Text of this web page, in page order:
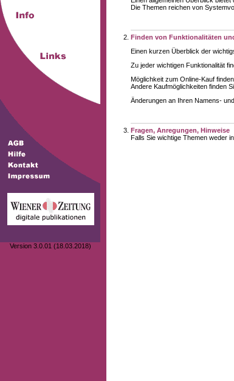
Version 3.0.01 (18.03.2018)
Die Themen reichen von
Finden von Funktionalitäten
Einen kurzen Überblick der
Zu jeder wichtigen Funktionalität
Möglichkeit zum Online-Kauf
Andere Kaufmöglichkeiten finden
Änderungen an Ihren Namens-
Fragen, Anregungen, Hinweise
Falls Sie wichtige Themen weder